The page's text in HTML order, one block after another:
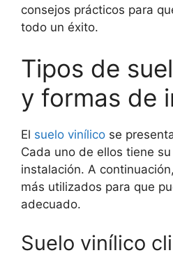
consejos prácticos para
todo un éxito.
Tipos de
y formas de
El suelo vinílico se
Cada uno de ellos tiene
instalación. A
más utilizados para que
adecuado.
Suelo vinílico